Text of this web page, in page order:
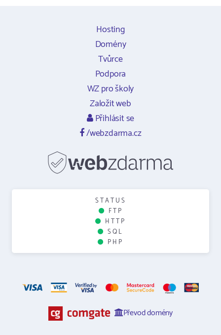
Hosting
Domény
Tvůrce
Podpora
WZ pro školy
Založit web
Přihlásit se
/webzdarma.cz
STATUS
FTP
HTTP
SQL
PHP
Převod domény